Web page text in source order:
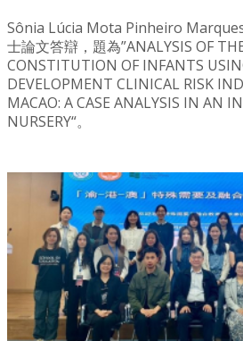
Sônia Lúcia Mota Pinheiro
士論文答辯，題為”ANALYSIS OF
CONSTITUTION OF INFANTS
DEVELOPMENT CLINICAL RISK
MACAO: A CASE ANALYSIS IN AN
NURSERY“。